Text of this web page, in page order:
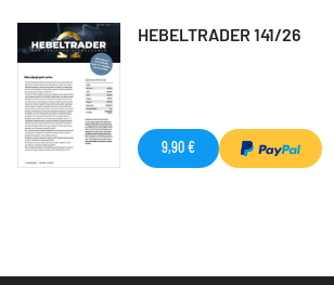
HEBELTRADER 141/26
9,90 €